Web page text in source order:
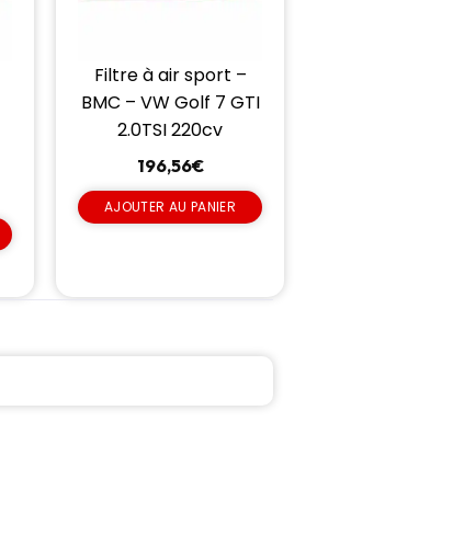
Filtre à air sport –
BMC – VW Golf 7 GTI
2.0TSI 220cv
196,56€
AJOUTER AU PANIER